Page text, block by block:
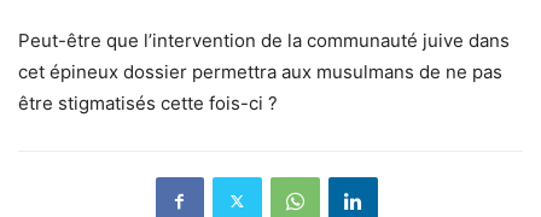
Peut-être que l’intervention de la communauté juive dans
cet épineux dossier permettra aux musulmans de ne pas
être stigmatisés cette fois-ci ?